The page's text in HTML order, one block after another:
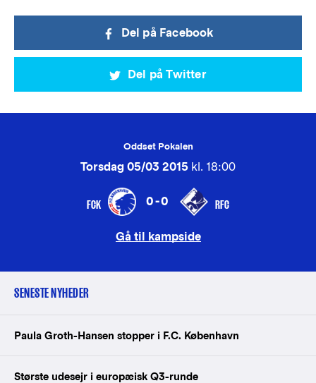
Del på Facebook
Del på Twitter
Oddset Pokalen
Torsdag 05/03 2015 kl. 18:00
FCK 0-0 RFC
Gå til kampside
SENESTE NYHEDER
Paula Groth-Hansen stopper i F.C. København
Største udesejr i europæisk Q3-runde